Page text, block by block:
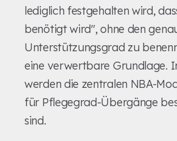
lediglich festgehalten wird,
benötigt wird", ohne den
Unterstützungsgrad zu
eine verwertbare Grundlage.
werden die zentralen NBA-
für Pflegegrad-Übergänge
sind.